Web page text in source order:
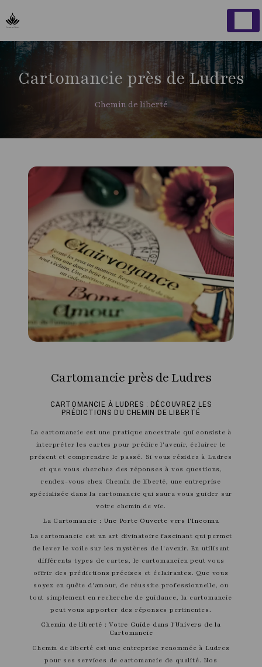
Cartomancie près de Ludres
Chemin de liberté
Cartomancie près de Ludres
CARTOMANCIE À LUDRES : DÉCOUVREZ LES
PRÉDICTIONS DU CHEMIN DE LIBERTÉ
La cartomancie est une pratique ancestrale qui consiste à
interpréter les cartes pour prédire l'avenir, éclairer le
présent et comprendre le passé. Si vous résidez à Ludres
et que vous cherchez des réponses à vos questions,
rendez-vous chez Chemin de liberté, une entreprise
spécialisée dans la cartomancie qui saura vous guider sur
votre chemin de vie.
La Cartomancie : Une Porte Ouverte vers l'Inconnu
La cartomancie est un art divinatoire fascinant qui permet
de lever le voile sur les mystères de l'avenir. En utilisant
différents types de cartes, le cartomancien peut vous
offrir des prédictions précises et éclairantes. Que vous
soyez en quête d'amour, de réussite professionnelle, ou
tout simplement en recherche de guidance, la cartomancie
peut vous apporter des réponses pertinentes.
Chemin de liberté : Votre Guide dans l'Univers de la
Cartomancie
Chemin de liberté est une entreprise renommée à Ludres
pour ses services de cartomancie de qualité. Nos